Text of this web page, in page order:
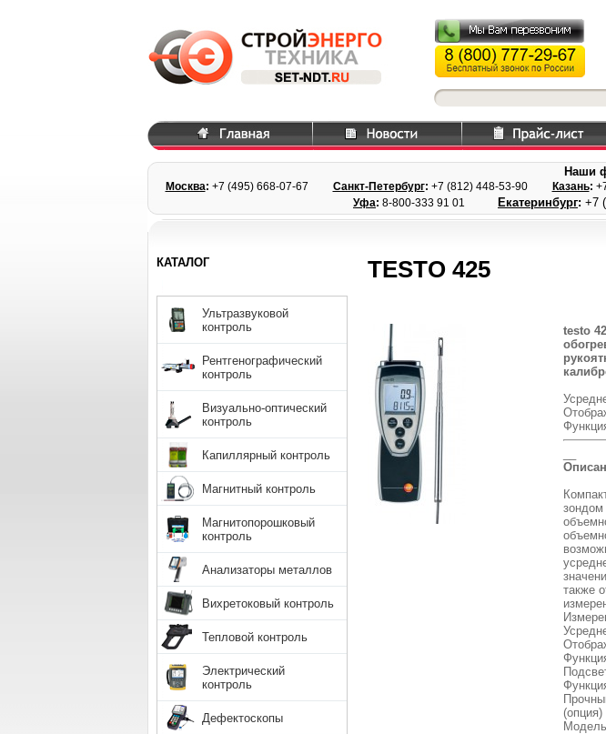
Наши
Москва: +7 (495) 668-07-67 Санкт-Петербург: +7 (812) 448-53-90 Казань:
Уфа: 8-800-333 91 01 Екатеринбург: +7
TESTO 425
testo
зондом
также
(опция)
КАТАЛОГ
Ультразвуковой
контроль
Рентгенографический
контроль
Визуально-оптический
контроль
Капиллярный контроль
Магнитный контроль
Магнитопорошковый
контроль
Анализаторы металлов
Вихретоковый контроль
Тепловой контроль
Электрический
контроль
Дефектоскопы